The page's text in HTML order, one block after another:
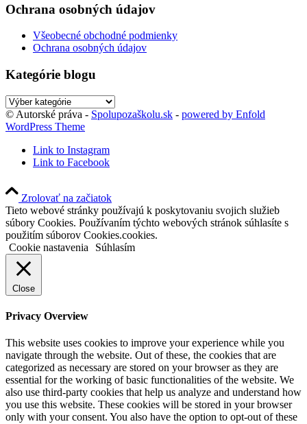
Ochrana osobných údajov
Všeobecné obchodné podmienky
Ochrana osobných údajov
Kategórie blogu
Kategórie
blogu
© Autorské práva - Spolupozaškolu.sk - powered by Enfold
WordPress Theme
Link to Instagram
Link to Facebook
Zrolovať na začiatok
Tieto webové stránky používajú k poskytovaniu svojich služieb
súbory Cookies. Používaním týchto webových stránok súhlasíte s
použitím súborov Cookies.cookies.
Cookie nastavenia
Súhlasím
Close
Privacy Overview
This website uses cookies to improve your experience while you
navigate through the website. Out of these, the cookies that are
categorized as necessary are stored on your browser as they are
essential for the working of basic functionalities of the website. We
also use third-party cookies that help us analyze and understand how
you use this website. These cookies will be stored in your browser
only with your consent. You also have the option to opt-out of these